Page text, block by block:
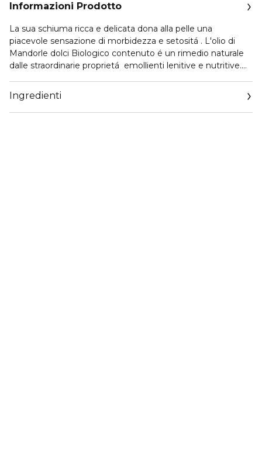
Informazioni Prodotto
La sua schiuma ricca e delicata dona alla pelle una
piacevole sensazione di morbidezza e setositá . L'olio di
Mandorle dolci Biologico contenuto é un rimedio naturale
dalle straordinarie proprietá emollienti lenitive e nutritive.
Ingredienti